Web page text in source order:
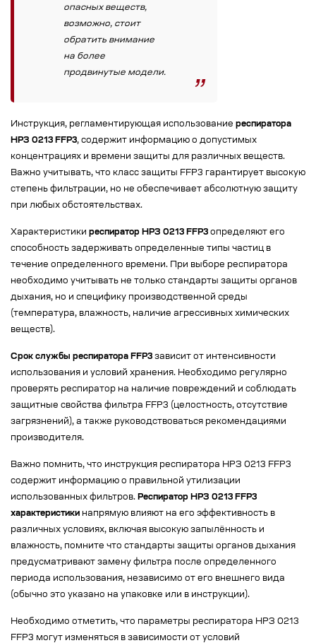
опасных веществ,
возможно, стоит
обратить внимание
на более
продвинутые модели.
Инструкция, регламентирующая использование респиратора
НРЗ 0213 FFP3, содержит информацию о допустимых
концентрациях и времени защиты для различных веществ.
Важно учитывать, что класс защиты FFP3 гарантирует высокую
степень фильтрации, но не обеспечивает абсолютную защиту
при любых обстоятельствах.
Характеристики респиратор НРЗ 0213 FFP3 определяют его
способность задерживать определенные типы частиц в
течение определенного времени. При выборе респиратора
необходимо учитывать не только стандарты защиты органов
дыхания, но и специфику производственной среды
(температура, влажность, наличие агрессивных химических
веществ).
Срок службы респиратора FFP3 зависит от интенсивности
использования и условий хранения. Необходимо регулярно
проверять респиратор на наличие повреждений и соблюдать
защитные свойства фильтра FFP3 (целостность, отсутствие
загрязнений), а также руководствоваться рекомендациями
производителя.
Важно помнить, что инструкция респиратора НРЗ 0213 FFP3
содержит информацию о правильной утилизации
использованных фильтров. Респиратор НРЗ 0213 FFP3
характеристики напрямую влияют на его эффективность в
различных условиях, включая высокую запылённость и
влажность, помните что стандарты защиты органов дыхания
предусматривают замену фильтра после определенного
периода использования, независимо от его внешнего вида
(обычно это указано на упаковке или в инструкции).
Необходимо отметить, что параметры респиратора НРЗ 0213
FFP3 могут изменяться в зависимости от условий